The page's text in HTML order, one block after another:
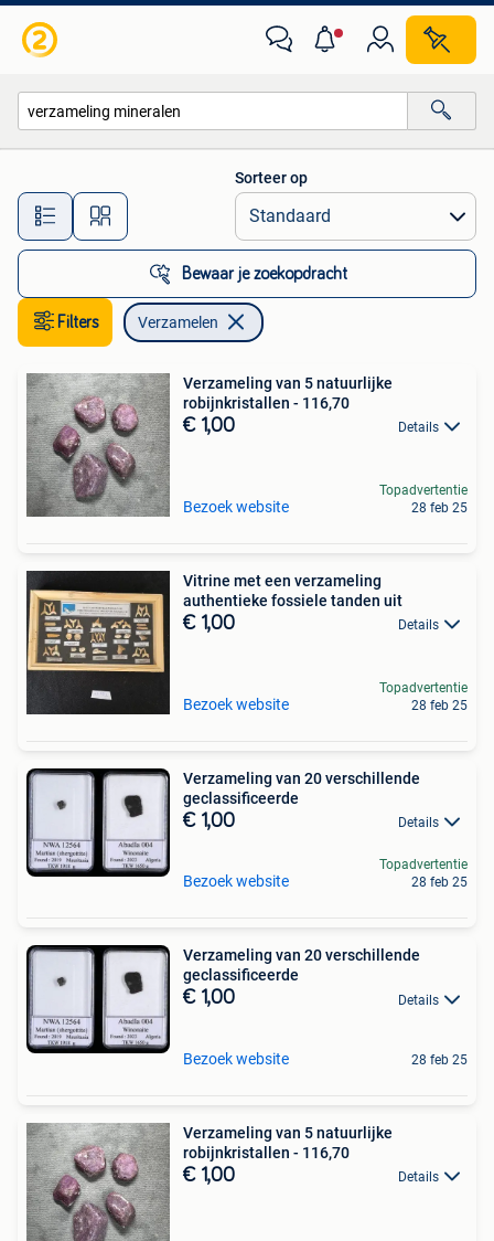
Alle afstanden…
Sorteer op
Bewaar je zoekopdracht
Filters Verzamelen
Verzameling van 5 natuurlijke
robijnkristallen - 116,70
€ 1,00 Details
Bezoek website
Topadvertentie
28 feb 25
Vitrine met een verzameling
authentieke fossiele tanden uit
€ 1,00 Details
Bezoek website
Topadvertentie
28 feb 25
Verzameling van 20 verschillende
geclassificeerde
€ 1,00 Details
Bezoek website
Topadvertentie
28 feb 25
Verzameling van 20 verschillende
geclassificeerde
€ 1,00 Details
Bezoek website 28 feb 25
Verzameling van 5 natuurlijke
robijnkristallen - 116,70
€ 1,00 Details